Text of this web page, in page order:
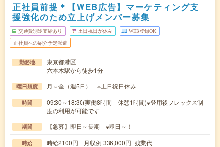
正社員前提＊【WEB広告】マーケティング支
援強化のため立上げメンバー募集
交通費別途支給あり 土日祝日が休み WEB登録OK
正社員への紹介予定派遣
勤務地
東京都港区
六本木駅から徒歩1分
曜日頻度 月～金（週5日） ※土日祝日休み
時間
09:30～18:30(実働8時間 休憩1時間)※登用後フレックス制
度の利用が可能です
期間 【急募】即日～長期 ※即日～！
時給 時給2100円 月収例 336,000円+残業代